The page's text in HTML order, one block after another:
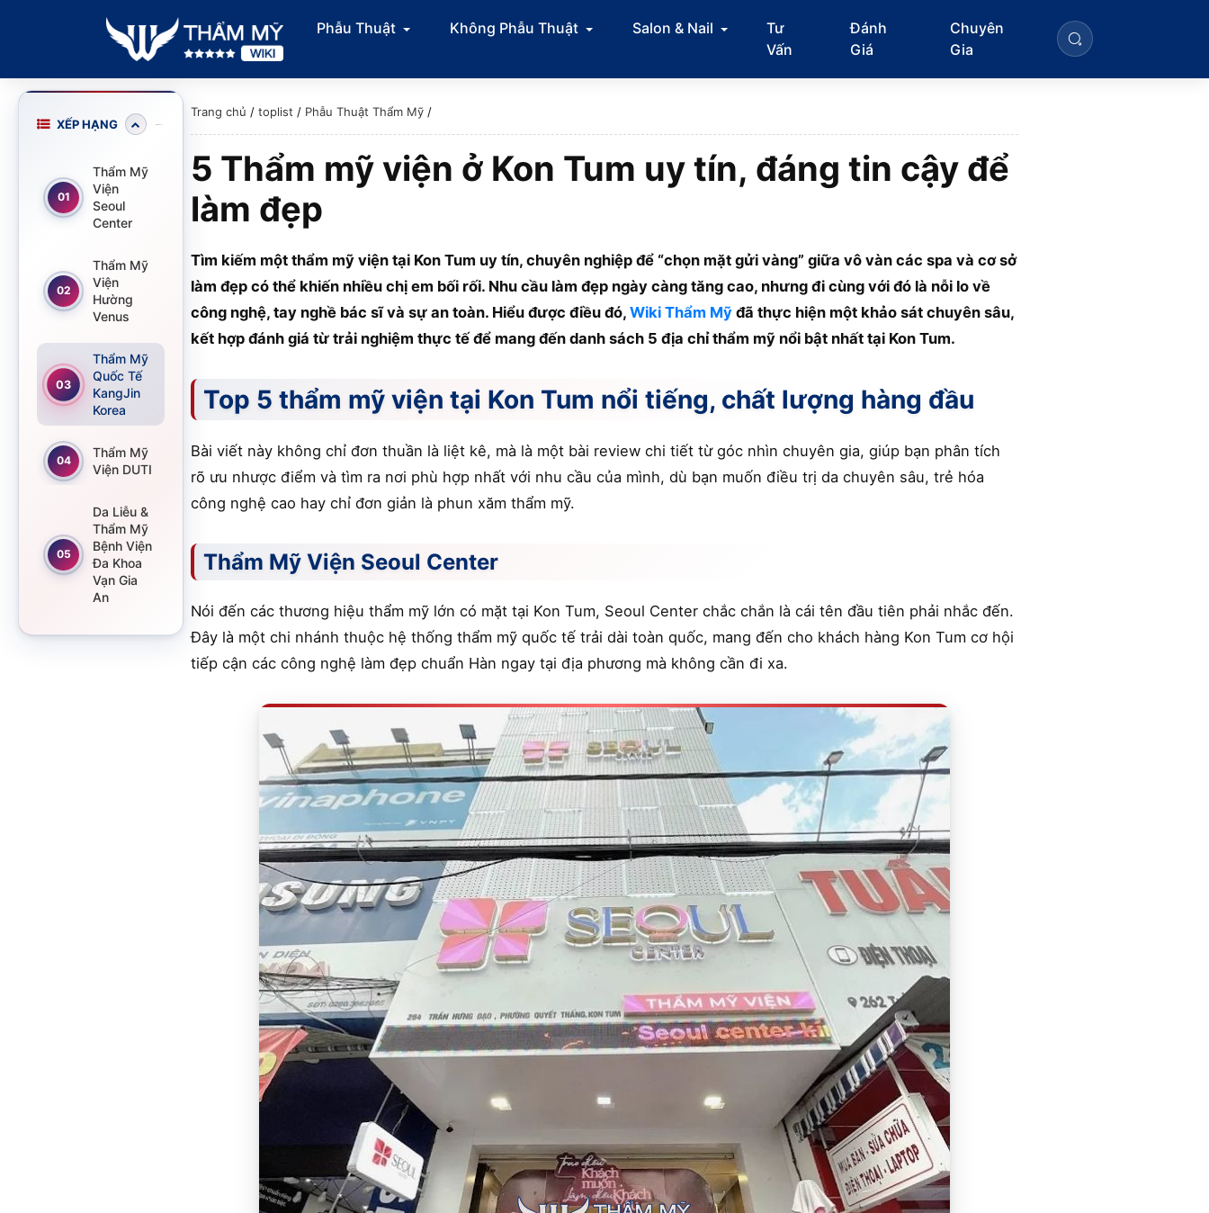
Phẫu Thuật Không Phẫu Thuật Salon & Nail
Tư
Vấn
Đánh
Giá
Chuyên
Gia
XẾP HẠNG
01
Thẩm Mỹ
Viện
Seoul
Center
02
Thẩm Mỹ
Viện
Hường
Venus
03
Thẩm Mỹ
Quốc Tế
KangJin
Korea
04
Thẩm Mỹ
Viện DUTI
05
Da Liễu &
Thẩm Mỹ
Bệnh Viện
Đa Khoa
Vạn Gia
An
Trang chủ / toplist / Phẫu Thuật Thẩm Mỹ /
5 Thẩm mỹ viện ở Kon Tum uy tín, đáng tin cậy để
làm đẹp
Tìm kiếm một thẩm mỹ viện tại Kon Tum uy tín, chuyên nghiệp để “chọn mặt gửi vàng” giữa vô vàn các spa và cơ sở
làm đẹp có thể khiến nhiều chị em bối rối. Nhu cầu làm đẹp ngày càng tăng cao, nhưng đi cùng với đó là nỗi lo về
công nghệ, tay nghề bác sĩ và sự an toàn. Hiểu được điều đó, Wiki Thẩm Mỹ đã thực hiện một khảo sát chuyên sâu,
kết hợp đánh giá từ trải nghiệm thực tế để mang đến danh sách 5 địa chỉ thẩm mỹ nổi bật nhất tại Kon Tum.
Top 5 thẩm mỹ viện tại Kon Tum nổi tiếng, chất lượng hàng đầu
Bài viết này không chỉ đơn thuần là liệt kê, mà là một bài review chi tiết từ góc nhìn chuyên gia, giúp bạn phân tích
rõ ưu nhược điểm và tìm ra nơi phù hợp nhất với nhu cầu của mình, dù bạn muốn điều trị da chuyên sâu, trẻ hóa
công nghệ cao hay chỉ đơn giản là phun xăm thẩm mỹ.
Thẩm Mỹ Viện Seoul Center
Nói đến các thương hiệu thẩm mỹ lớn có mặt tại Kon Tum, Seoul Center chắc chắn là cái tên đầu tiên phải nhắc đến.
Đây là một chi nhánh thuộc hệ thống thẩm mỹ quốc tế trải dài toàn quốc, mang đến cho khách hàng Kon Tum cơ hội
tiếp cận các công nghệ làm đẹp chuẩn Hàn ngay tại địa phương mà không cần đi xa.